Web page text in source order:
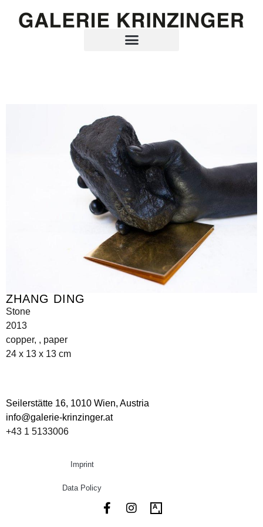
ZHANG DING
Stone
2013
copper, , paper
24 x 13 x 13 cm
Seilerstätte 16, 1010 Wien, Austria
info@galerie-krinzinger.at
+43 1 5133006
Imprint
Data Policy